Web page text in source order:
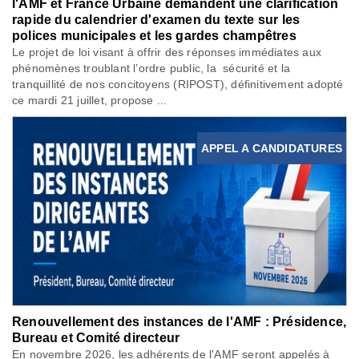
l'AMF et France Urbaine demandent une clarification
rapide du calendrier d'examen du texte sur les
polices municipales et les gardes champêtres
Le projet de loi visant à offrir des réponses immédiates aux
phénomènes troublant l’ordre public, la sécurité et la
tranquillité de nos concitoyens (RIPOST), définitivement adopté
ce mardi 21 juillet, propose ...
APPEL A CANDIDATURES
Renouvellement des instances de l'AMF : Présidence,
Bureau et Comité directeur
En novembre 2026, les adhérents de l'AMF seront appelés à